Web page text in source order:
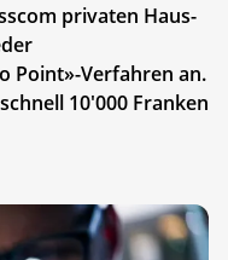
privaten Haus-
Point»-Verfahren an.
10'000 Franken